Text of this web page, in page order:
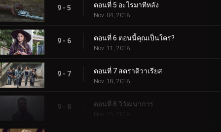
9 - 5 ตอนที่ 5 อะไรมาทีหลัง
Nov. 04, 2018
9 - 6 ตอนที่ 6 ตอนนี้คุณเป็นใคร?
Nov. 11, 2018
9 - 7 ตอนที่ 7 สตราดิวาเรียส
Nov. 18, 2018
9 - 8 ตอนที่ 8 วิวัฒนาการ
Nov. 25, 2018